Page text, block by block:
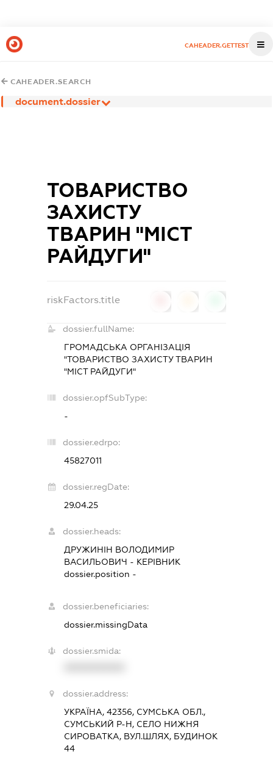
CAHEADER.GETTEST
CAHEADER.SEARCH
document.dossier
ТОВАРИСТВО
ЗАХИСТУ
ТВАРИН "МІСТ
РАЙДУГИ"
riskFactors.title
dossier.fullName:
ГРОМАДСЬКА ОРГАНІЗАЦІЯ
"ТОВАРИСТВО ЗАХИСТУ ТВАРИН
"МІСТ РАЙДУГИ"
dossier.opfSubType:
-
dossier.edrpo:
45827011
dossier.regDate:
29.04.25
dossier.heads:
ДРУЖИНІН ВОЛОДИМИР
ВАСИЛЬОВИЧ - КЕРІВНИК
dossier.position -
dossier.beneficiaries:
dossier.missingData
dossier.smida:
dossier.address:
УКРАЇНА, 42356, СУМСЬКА ОБЛ.,
СУМСЬКИЙ Р-Н, СЕЛО НИЖНЯ
СИРОВАТКА, ВУЛ.ШЛЯХ, БУДИНОК
44